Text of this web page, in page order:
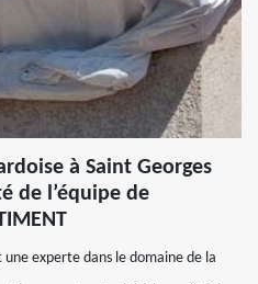
à Saint Georges
de l’équipe de
une experte dans le domaine de la